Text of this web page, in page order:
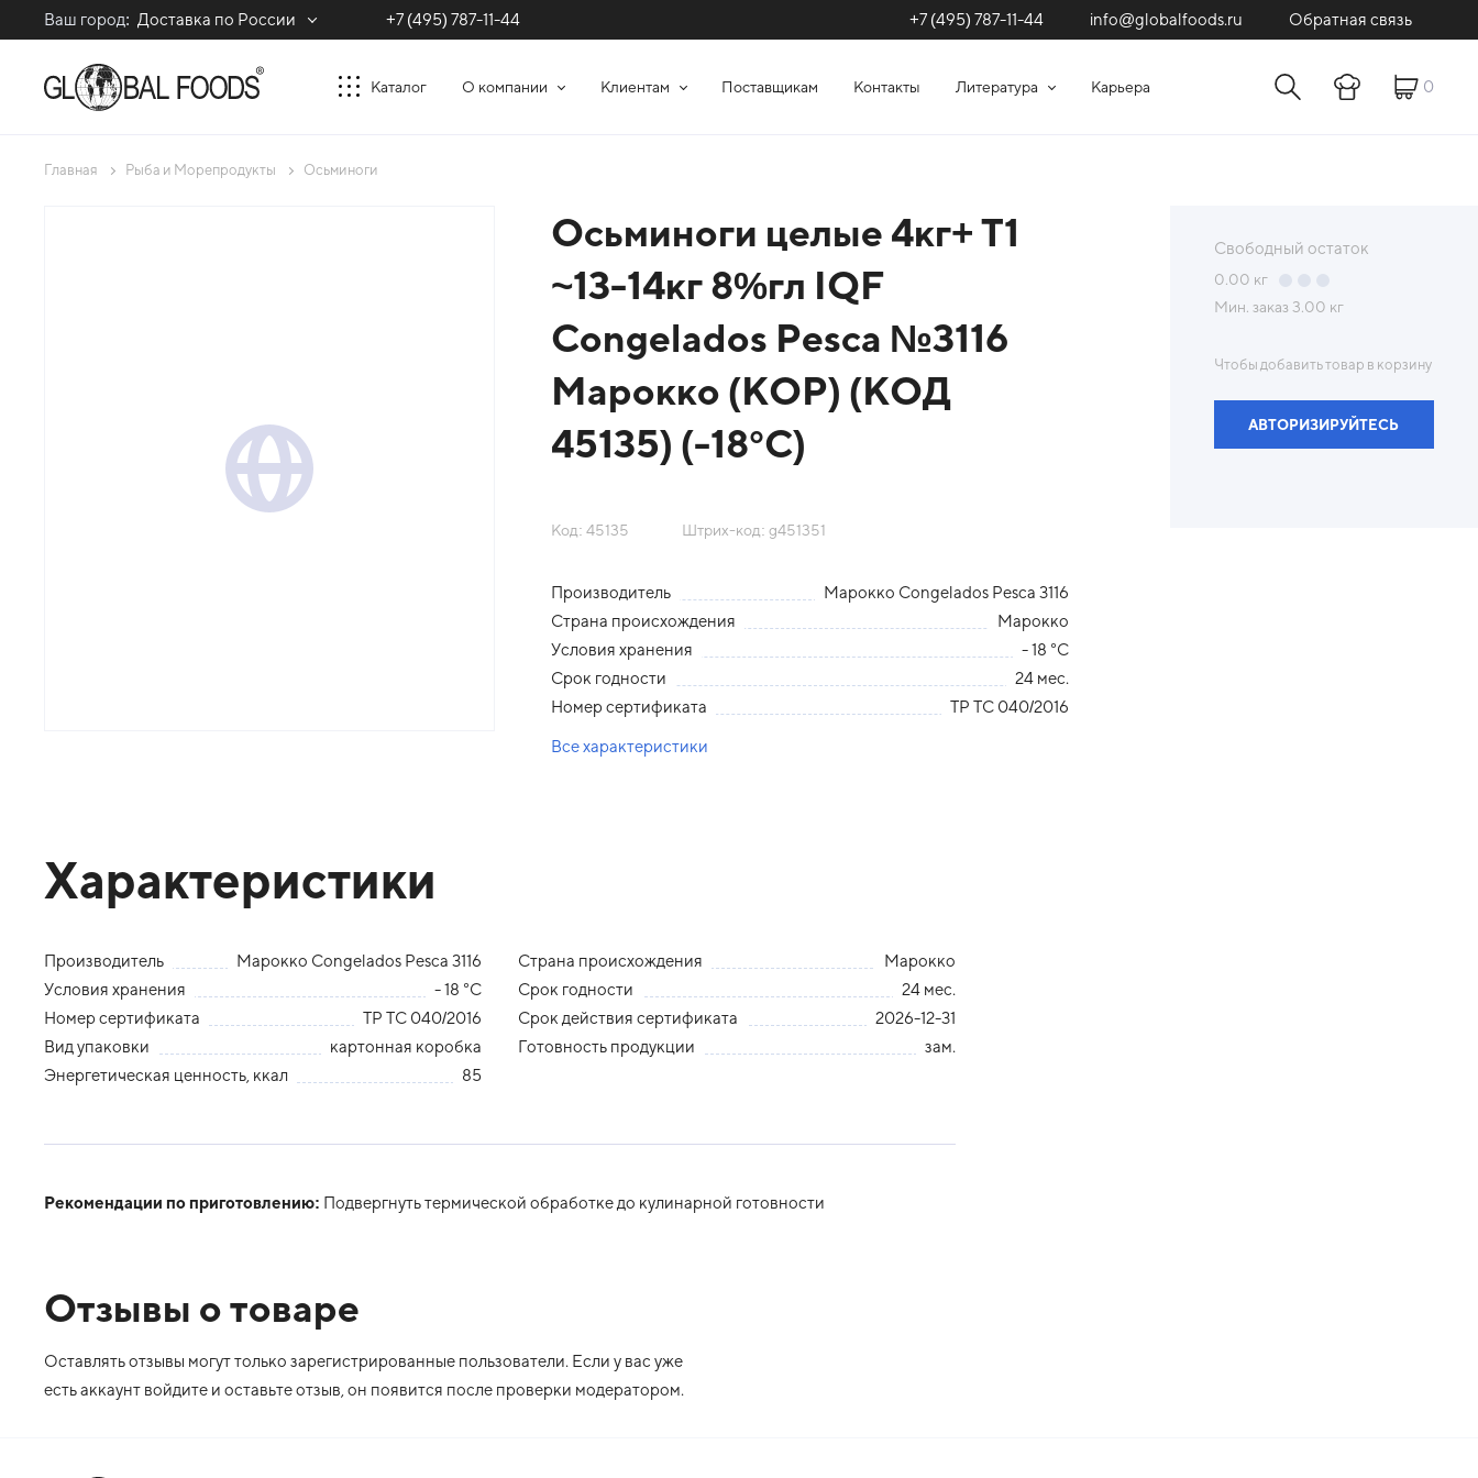
Ваш город: Доставка по России +7 (495) 787-11-44 +7 (495) 787-11-44 info@globalfoods.ru Обратная связь
Каталог О компании Клиентам Поставщикам Контакты Литература Карьера 0
Главная Рыба и Морепродукты Осьминоги
Осьминоги целые 4кг+ Т1
~13-14кг 8%гл IQF
Congelados Pesca №3116
Марокко (КОР) (КОД
45135) (-18°С)
Код: 45135 Штрих-код: g451351
Производитель
Марокко Congelados Pesca 3116
Страна происхождения
Марокко
Условия хранения
- 18 °С
Срок годности
24 мес.
Номер сертификата
ТР ТС 040/2016
Все характеристики
Характеристики
Производитель Марокко Congelados Pesca 3116 Страна происхождения
Марокко
Условия хранения
- 18 °С Срок годности
24 мес.
Номер сертификата
ТР ТС 040/2016 Срок действия сертификата
2026-12-31
Вид упаковки
картонная коробка Готовность продукции
зам.
Энергетическая ценность, ккал
85
Рекомендации по приготовлению: Подвергнуть термической обработке до кулинарной готовности
Отзывы о товаре
Оставлять отзывы могут только зарегистрированные пользователи. Если у вас уже
есть аккаунт войдите и оставьте отзыв, он появится после проверки модератором.
Свободный остаток
0.00 кг
Мин. заказ 3.00 кг
Чтобы добавить товар в корзину
АВТОРИЗИРУЙТЕСЬ